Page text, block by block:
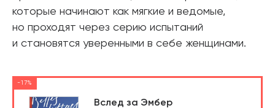
которые начинают как мягкие и ведомые,
но проходят через серию испытаний
и становятся уверенными в себе женщинами.
-17%
Вслед за Эмбер